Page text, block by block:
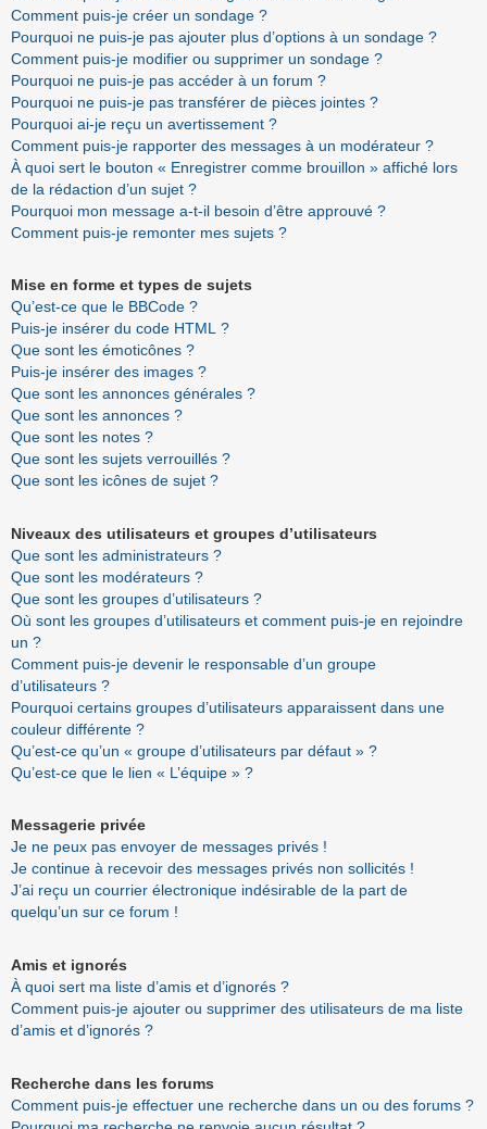
Comment puis-je créer un sondage ?
Pourquoi ne puis-je pas ajouter plus d’options à un sondage ?
Comment puis-je modifier ou supprimer un sondage ?
Pourquoi ne puis-je pas accéder à un forum ?
Pourquoi ne puis-je pas transférer de pièces jointes ?
Pourquoi ai-je reçu un avertissement ?
Comment puis-je rapporter des messages à un modérateur ?
À quoi sert le bouton « Enregistrer comme brouillon » affiché lors
de la rédaction d’un sujet ?
Pourquoi mon message a-t-il besoin d’être approuvé ?
Comment puis-je remonter mes sujets ?
Mise en forme et types de sujets
Qu’est-ce que le BBCode ?
Puis-je insérer du code HTML ?
Que sont les émoticônes ?
Puis-je insérer des images ?
Que sont les annonces générales ?
Que sont les annonces ?
Que sont les notes ?
Que sont les sujets verrouillés ?
Que sont les icônes de sujet ?
Niveaux des utilisateurs et groupes d’utilisateurs
Que sont les administrateurs ?
Que sont les modérateurs ?
Que sont les groupes d’utilisateurs ?
Où sont les groupes d’utilisateurs et comment puis-je en rejoindre
un ?
Comment puis-je devenir le responsable d’un groupe
d’utilisateurs ?
Pourquoi certains groupes d’utilisateurs apparaissent dans une
couleur différente ?
Qu’est-ce qu’un « groupe d’utilisateurs par défaut » ?
Qu’est-ce que le lien « L’équipe » ?
Messagerie privée
Je ne peux pas envoyer de messages privés !
Je continue à recevoir des messages privés non sollicités !
J’ai reçu un courrier électronique indésirable de la part de
quelqu’un sur ce forum !
Amis et ignorés
À quoi sert ma liste d’amis et d’ignorés ?
Comment puis-je ajouter ou supprimer des utilisateurs de ma liste
d’amis et d’ignorés ?
Recherche dans les forums
Comment puis-je effectuer une recherche dans un ou des forums ?